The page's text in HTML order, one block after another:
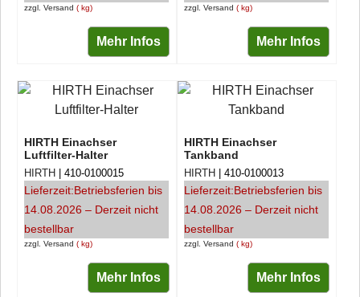
zzgl. Versand kg
Mehr Infos
zzgl. Versand kg
Mehr Infos
HIRTH Einachser
Luftfilter-Halter
zzgl. Versand kg
HIRTH 410-0100015
Lieferzeit:Betriebsferien bis
14.08.2026 – Derzeit nicht
bestellbar
Mehr Infos
HIRTH Einachser
Tankband
zzgl. Versand kg
HIRTH 410-0100013
Lieferzeit:Betriebsferien bis
14.08.2026 – Derzeit nicht
bestellbar
Mehr Infos